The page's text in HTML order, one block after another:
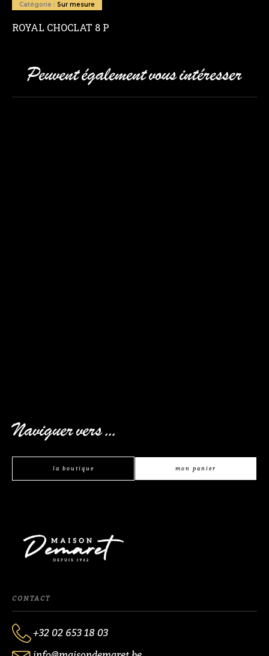
Catégorie : Sur mesure
ROYAL CHOCLAT 8 P
Peuvent également vous intéresser
Naviguer vers ...
la boutique mon panier
CONTACT
+32 02 653 18 03